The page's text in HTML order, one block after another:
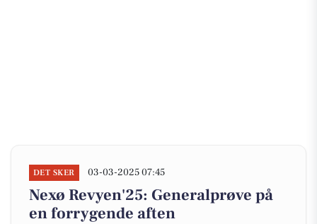
DET SKER 03-03-2025 07:45
Nexø Revyen'25: Generalprøve på
en forrygende aften